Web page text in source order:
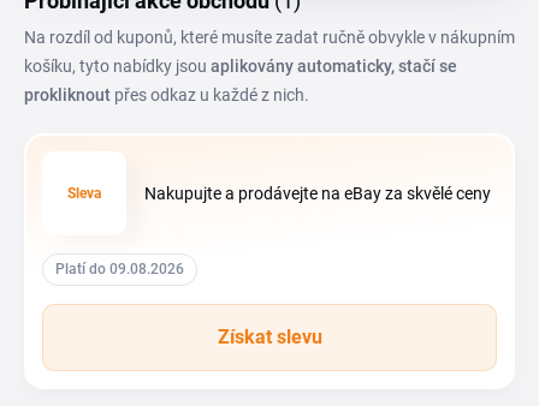
Na rozdíl od kuponů, které musíte zadat ručně obvykle v nákupním
košíku, tyto nabídky jsou aplikovány automaticky, stačí se
prokliknout přes odkaz u každé z nich.
Sleva Nakupujte a prodávejte na eBay za skvělé ceny
Platí do 09.08.2026
Získat slevu